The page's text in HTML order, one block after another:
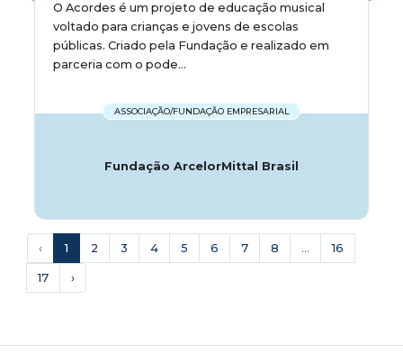
O Acordes é um projeto de educação musical
voltado para crianças e jovens de escolas
públicas. Criado pela Fundação e realizado em
parceria com o pode...
ASSOCIAÇÃO/FUNDAÇÃO EMPRESARIAL
Fundação ArcelorMittal Brasil
‹ 1 2 3 4 5 6 7 8 ... 16
17 ›